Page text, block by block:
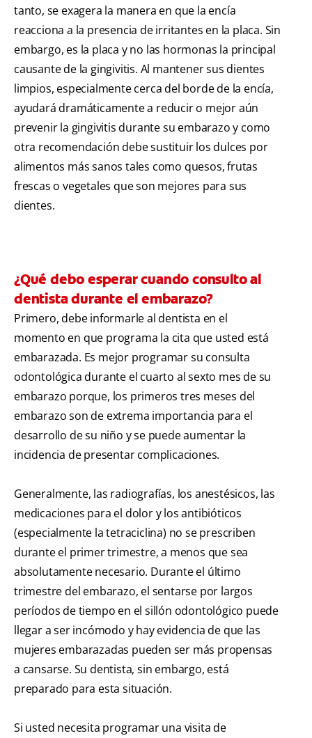
tanto, se exagera la manera en que la encía
reacciona a la presencia de irritantes en la placa. Sin
embargo, es la placa y no las hormonas la principal
causante de la gingivitis. Al mantener sus dientes
limpios, especialmente cerca del borde de la encía,
ayudará dramáticamente a reducir o mejor aún
prevenir la gingivitis durante su embarazo y como
otra recomendación debe sustituir los dulces por
alimentos más sanos tales como quesos, frutas
frescas o vegetales que son mejores para sus
dientes.
¿Qué debo esperar cuando consulto al
dentista durante el embarazo?
Primero, debe informarle al dentista en el
momento en que programa la cita que usted está
embarazada. Es mejor programar su consulta
odontológica durante el cuarto al sexto mes de su
embarazo porque, los primeros tres meses del
embarazo son de extrema importancia para el
desarrollo de su niño y se puede aumentar la
incidencia de presentar complicaciones.
Generalmente, las radiografías, los anestésicos, las
medicaciones para el dolor y los antibióticos
(especialmente la tetraciclina) no se prescriben
durante el primer trimestre, a menos que sea
absolutamente necesario. Durante el último
trimestre del embarazo, el sentarse por largos
períodos de tiempo en el sillón odontológico puede
llegar a ser incómodo y hay evidencia de que las
mujeres embarazadas pueden ser más propensas
a cansarse. Su dentista, sin embargo, está
preparado para esta situación.
Si usted necesita programar una visita de